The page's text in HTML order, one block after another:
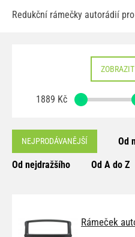
Redukční rámečky autorádií
1889 Kč
NEJPRODÁVANĚJŠÍ Od
Od nejdražšího Od A do Z
Rámeček